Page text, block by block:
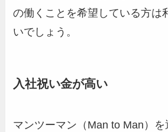
の働くことを希望している方は
いでしょう。
入社祝い金が高い
マンツーマン（Man to Man）を